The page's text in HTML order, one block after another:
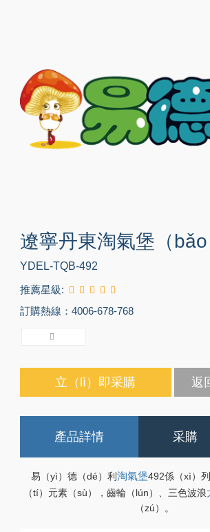
遼寧丹東淘氣堡（
YDEL-TQB-492
推薦星級:
訂購熱線：4006-678-768
立（lì）即采購 返
產品詳情 采購
易（yì）德（dé）利 淘氣堡492係（xì）
（tí）元素（sù），齒輪（lún）、三色波浪
（zú）。